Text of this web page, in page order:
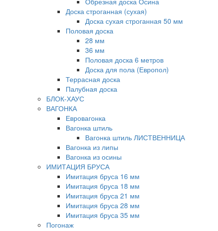
Доска строганная (сухая)
Доска сухая строганная 50 мм
Половая доска
28 мм
36 мм
Половая доска 6 метров
Доска для пола (Европол)
Террасная доска
Палубная доска
БЛОК-ХАУС
ВАГОНКА
Евровагонка
Вагонка штиль
Вагонка штиль ЛИСТВЕННИЦА
Вагонка из липы
Вагонка из осины
ИМИТАЦИЯ БРУСА
Имитация бруса 16 мм
Имитация бруса 18 мм
Имитация бруса 21 мм
Имитация бруса 28 мм
Имитация бруса 35 мм
Погонаж